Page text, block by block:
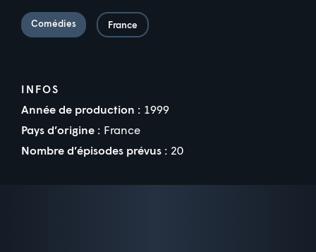
Comédies France
INFOS
Année de production : 1999
Pays d’origine : France
Nombre d’épisodes prévus : 20